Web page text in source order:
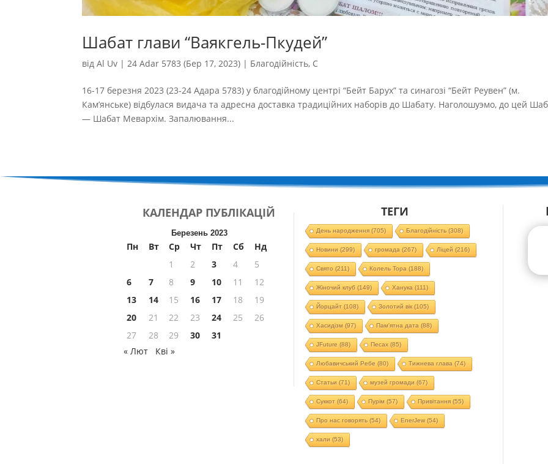
Шабат глави “Ваякгель-Пкудей”
відAl Uv |24 Adar 5783 (Бер 17, 2023) | Благодійність, С
16-17 березня 2023 (23-24 Адара 5783) у благодійному центрі “Бейт Барух” та синагозі “Бейт Реувен” (м.
Кам’янське) відбулася видача та адресна доставка традиційних наборів до Шабату. Наголошуэмо, до цей
— Шабат Мевархім. Запалювання...
КАЛЕНДАР ПУБЛІКАЦІЙ
Березень 2023
Пн Вт Ср Чт Пт Сб
Нд
1
2 3 4
5
6
7 8 9 10 11
12
13
14 15 16 17 18
19
20
21 22 23 24 25
26
27
28 29 30
31
« Лют
Кві »
ТЕГИ
День народження(705) Благодійність(308)
Новини (299) громада (267) Ліцей (216)
Свято (211) Колель Тора (188)
Жіночий клуб (149) Ханука (111)
Йорцайт (108) Золотий вік(105)
Хасидізм (97) Пам'ятна дата (88)
JFuture (88) Песах(85)
Любавичський Ребе (80) Тижнева глава (74)
Статьи (71) музей громади (67)
Суккот (64) Пурім (57) Привітання(55)
Про нас говорять(54) EnerJew(54)
хали (53)